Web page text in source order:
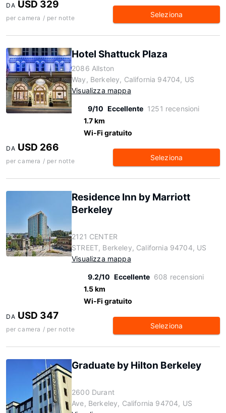
DA USD 329
per camera / per notte Seleziona
Hotel Shattuck Plaza
2086 Allston
Way, Berkeley, California 94704, US
Visualizza mappa
9/10 Eccellente 1251 recensioni
1.7 km
Wi-Fi gratuito
DA USD 266
per camera / per notte Seleziona
Residence Inn by Marriott
Berkeley
2121 CENTER
STREET, Berkeley, California 94704, US
Visualizza mappa
9.2/10 Eccellente 608 recensioni
1.5 km
Wi-Fi gratuito
DA USD 347
per camera / per notte Seleziona
Graduate by Hilton Berkeley
2600 Durant
Ave, Berkeley, California 94704, US